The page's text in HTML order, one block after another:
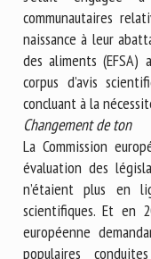
communautaires
naissance à leur
des aliments
corpus d’avis
concluant à la
Changement de ton
La Commission
évaluation des
n’étaient plus en
scientifiques. Et en
européenne
populaires